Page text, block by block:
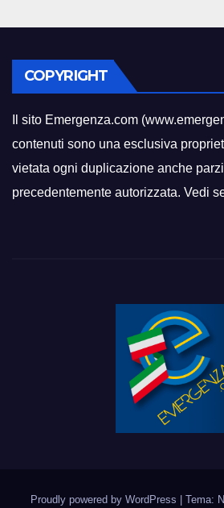
COPYRIGHT
Il sito Emergenza.com
contenuti sono una esclusiva
vietata ogni duplicazione anche
precedentemente autorizzata. Vedi
Proudly powered by WordPress | Tema: